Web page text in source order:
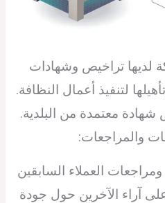
لديها تراخيص وشهادات
لتنفيذ أعمال النظافة.
معتمدة من البلدية.
والمراجعات:
العملاء السابقين
آراء الآخرين حول جودة